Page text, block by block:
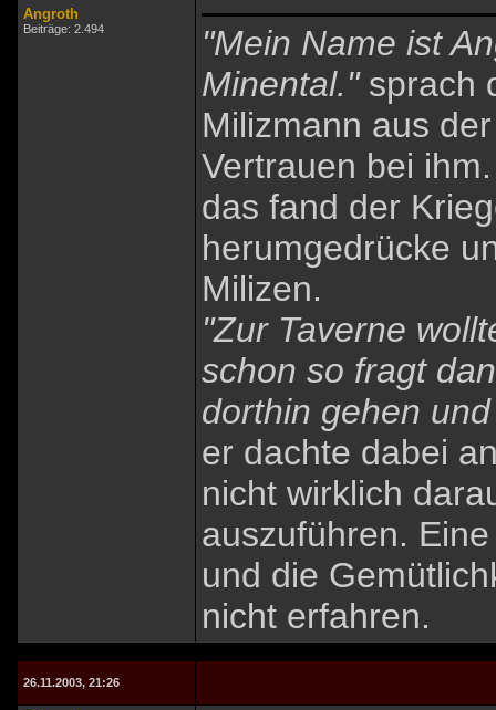
Angroth
Beiträge: 2.494
"Mein Name ist
Minental."sprach
Milizmann aus
Vertrauen bei
das fand der
herumgedrücke
Milizen.
"Zur Taverne
schon so fragt
dorthin gehen
er dachte dabei
nicht wirklich
auszuführen.
und die
nicht erfahren.
26.11.2003, 21:26